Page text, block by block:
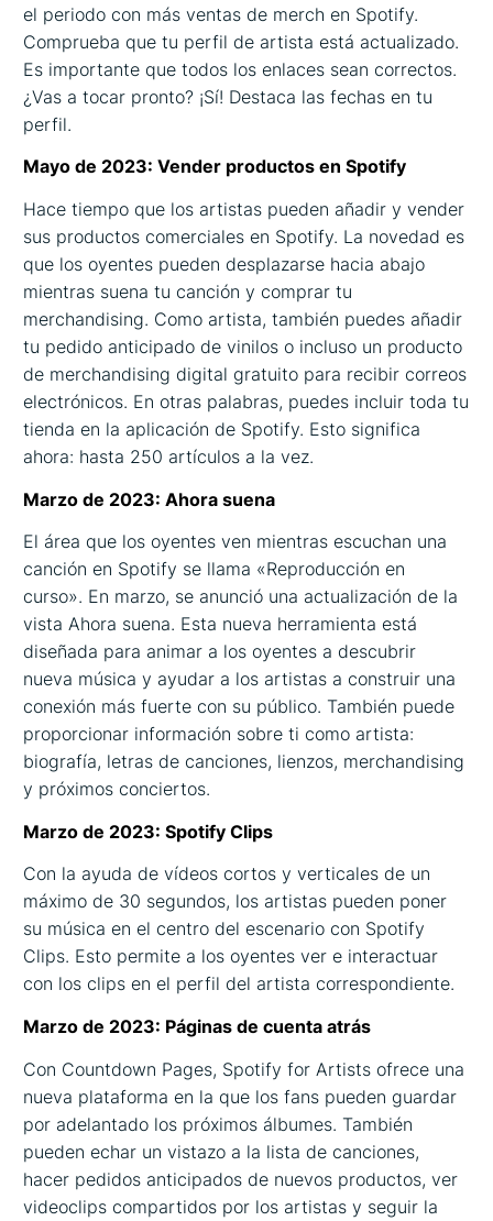
el periodo con más ventas de merch en Spotify.
Comprueba que tu perfil de artista está actualizado.
Es importante que todos los enlaces sean correctos.
¿Vas a tocar pronto? ¡Sí! Destaca las fechas en tu
perfil.
Mayo de 2023: Vender productos en Spotify
Hace tiempo que los artistas pueden añadir y vender
sus productos comerciales en Spotify. La novedad es
que los oyentes pueden desplazarse hacia abajo
mientras suena tu canción y comprar tu
merchandising. Como artista, también puedes añadir
tu pedido anticipado de vinilos o incluso un producto
de merchandising digital gratuito para recibir correos
electrónicos. En otras palabras, puedes incluir toda tu
tienda en la aplicación de Spotify. Esto significa
ahora: hasta 250 artículos a la vez.
Marzo de 2023: Ahora suena
El área que los oyentes ven mientras escuchan una
canción en Spotify se llama «Reproducción en
curso». En marzo, se anunció una actualización de la
vista Ahora suena. Esta nueva herramienta está
diseñada para animar a los oyentes a descubrir
nueva música y ayudar a los artistas a construir una
conexión más fuerte con su público. También puede
proporcionar información sobre ti como artista:
biografía, letras de canciones, lienzos, merchandising
y próximos conciertos.
Marzo de 2023: Spotify Clips
Con la ayuda de vídeos cortos y verticales de un
máximo de 30 segundos, los artistas pueden poner
su música en el centro del escenario con Spotify
Clips. Esto permite a los oyentes ver e interactuar
con los clips en el perfil del artista correspondiente.
Marzo de 2023: Páginas de cuenta atrás
Con Countdown Pages, Spotify for Artists ofrece una
nueva plataforma en la que los fans pueden guardar
por adelantado los próximos álbumes. También
pueden echar un vistazo a la lista de canciones,
hacer pedidos anticipados de nuevos productos, ver
videoclips compartidos por los artistas y seguir la